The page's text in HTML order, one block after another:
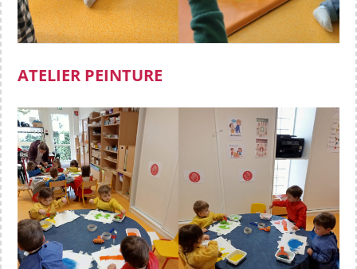
ATELIER PEINTURE